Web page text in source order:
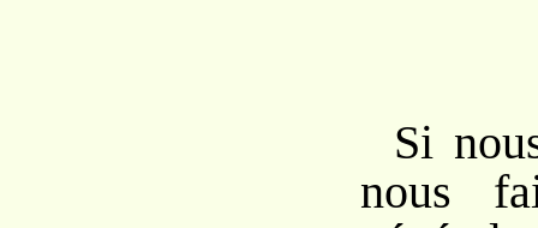
Si
nous